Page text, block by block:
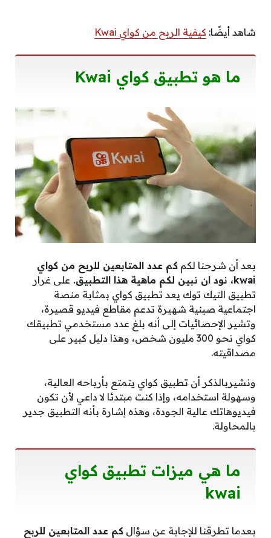
شاهد أيضًا: كيفية الربح من كواي Kwai
ما هو تطبيق كواي Kwai
بعد أن شرحنا لكم كم عدد المتابعين للربح من كواي
kwai، نود ان نبين لكم ماهية هذا التطبيق.
على غرار
تطبيق التيك توك يعد تطبيق كواي بمثابة منصة
اجتماعية صينية شهيرة تدعم مقاطع فيديو قصيرة،
وتشير الإحصائيات إلى أنه بلغ عدد مستخدمي تطبيقك
كواي نحو 300 مليون شخص، وهذا دليل كبير على
مصداقيته.
ونشيربالذكر أن تطبيق كواي يتمتع بأرباحه العالية،
وسهولة استخدامه، وإذا كنت مبتدئا لا داعي لأن تكون
فيديوهاتك عالية الجودة، وهذه إشارة بأنه التطبيق جدير
بالمحاولة.
ما هي ميزات تطبيق كواي
kwai
بعدما تطرقنا للإجابة عن سؤال كم عدد المتابعين للربح